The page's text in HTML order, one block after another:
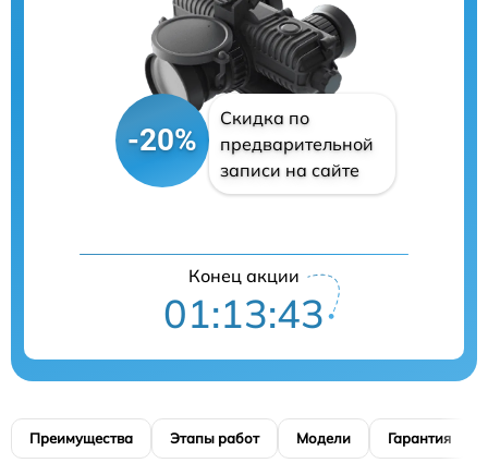
-20%
Скидка по
предварительной
записи на сайте
Конец акции
01:13:42
Преимущества Этапы работ Модели Гарантия